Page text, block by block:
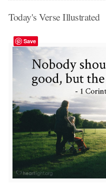
Today's Verse Illustrated
Save